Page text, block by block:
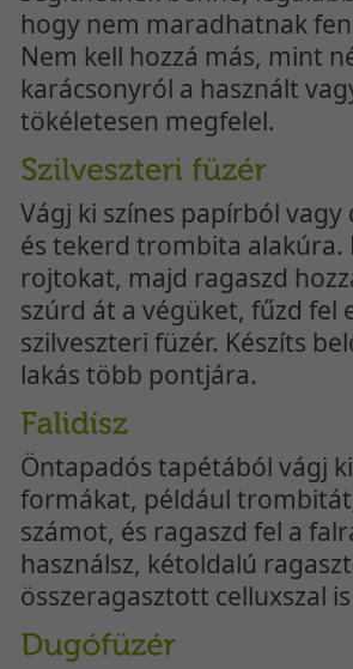
hogy nem maradhatnak
Nem kell hozzá más, mint
karácsonyról a használt
tökéletesen megfelel.
Vágj ki színes papírból
és tekerd trombita alakúra.
rojtokat, majd ragaszd
szúrd át a végüket, fűzd fel
szilveszteri füzér. Készíts
lakás több pontjára.
Öntapadós tapétából vágj
formákat, például
számot, és ragaszd fel a
használsz, kétoldalú
összeragasztott celluxszal